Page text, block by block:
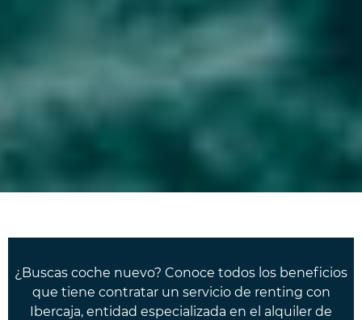
¿Buscas coche nuevo? Conoce todos los beneficios
que tiene contratar un servicio de renting con
Ibercaja, entidad especializada en el alquiler de